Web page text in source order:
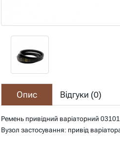
Опис Відгуки (0)
Ремень привідний варіаторний
Вузол застосування: привід